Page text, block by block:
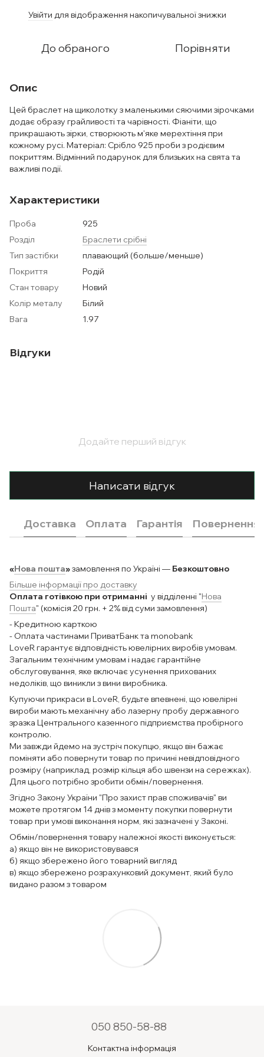
Увійти для відображення накопичувальної знижки
До обраного Порівняти
Опис
Цей браслет на щиколотку з маленькими сяючими зірочками
додає образу грайливості та чарівності. Фіаніти, що
прикрашають зірки, створюють м'яке мерехтіння при
кожному русі. Матеріал: Срібло 925 проби з родієвим
покриттям. Відмінний подарунок для близьких на свята та
важливі події.
Характеристики
Проба
925
Розділ
Браслети срібні
Тип застібки
плавающий (больше/меньше)
Покриття
Родій
Стан товару
Новий
Колір металу
Білий
Вага
1.97
Відгуки
Додайте перший відгук
Написати відгук
Доставка Оплата Гарантія Повернення
«Нова пошта»замовлення по Україні — Безкоштовно
Більше інформації про доставку
Оплата готівкою при отриманні у відділенні "Нова
Пошта" (комісія 20 грн. + 2% від суми замовлення)
- Кредитною карткою
- Оплата частинами ПриватБанк та monobank
LoveR гарантує відповідність ювелірних виробів умовам.
Загальним технічним умовам і надає гарантійне
обслуговування, яке включає усунення прихованих
недоліків, що виникли з вини виробника.
Купуючи прикраси в LoveR, будьте впевнені, що ювелірні
вироби мають механічну або лазерну пробу державного
зразка Центрального казенного підприємства пробірного
контролю.
Ми завжди йдемо на зустріч покупцю, якщо він бажає
поміняти або повернути товар по причині невідповідного
розміру (наприклад, розмір кільця або швензи на сережках).
Для цього потрібно зробити обмін/повернення.
Згідно Закону України "Про захист прав споживачів" ви
можете протягом 14 днів з моменту покупки повернути
товар при умові виконання норм, які зазначені у Законі.
Обмін/повернення товару належної якості виконується:
а) якщо він не використовувався
б) якщо збережено його товарний вигляд
в) якщо збережено розрахунковий документ, який було
видано разом з товаром
050 850-58-88
Контактна інформація